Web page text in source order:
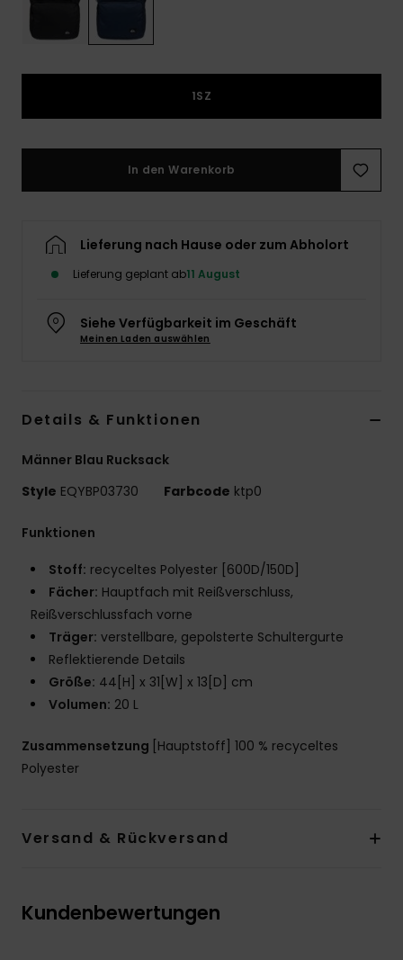
1SZ
In den Warenkorb
Lieferung nach Hause oder zum Abholort
Lieferung geplant ab11 August
Siehe Verfügbarkeit im Geschäft
Meinen Laden auswählen
Details & Funktionen
Männer Blau Rucksack
Style EQYBP03730 Farbcode ktp0
Funktionen
Stoff: recyceltes Polyester [600D/150D]
Fächer: Hauptfach mit Reißverschluss,
Reißverschlussfach vorne
Träger: verstellbare, gepolsterte Schultergurte
Reflektierende Details
Größe: 44[H] x 31[W] x 13[D] cm
Volumen: 20 L
Zusammensetzung [Hauptstoff] 100 % recyceltes
Polyester
Versand & Rückversand
Kundenbewertungen